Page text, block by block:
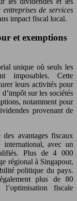
de services
impact fiscal local.
et exemptions
unique où seuls les
imposables. Cette
leurs activités pour
sur les sociétés
notamment pour
provenant de
avantages fiscaux
international, avec un
Plus de 4 000
régional à Singapour,
politique du pays.
plus de 80
fiscale